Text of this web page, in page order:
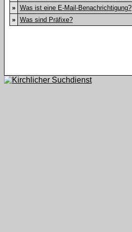
» Was ist eine E-Mail-Benachrichtigung?
» Was sind Präfixe?